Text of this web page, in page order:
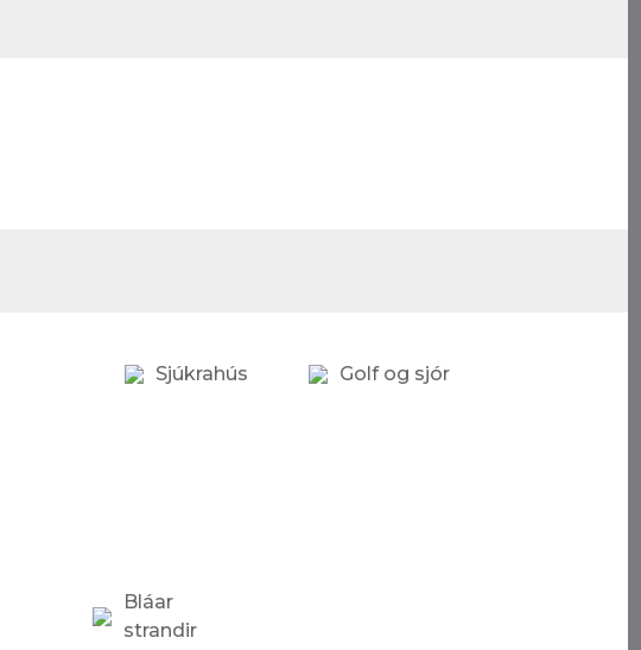
Sjúkrahús Golf og sjór
Bláar
strandir